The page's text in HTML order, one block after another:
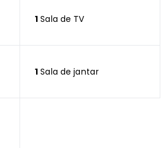
1 Sala de TV
1 Sala de jantar